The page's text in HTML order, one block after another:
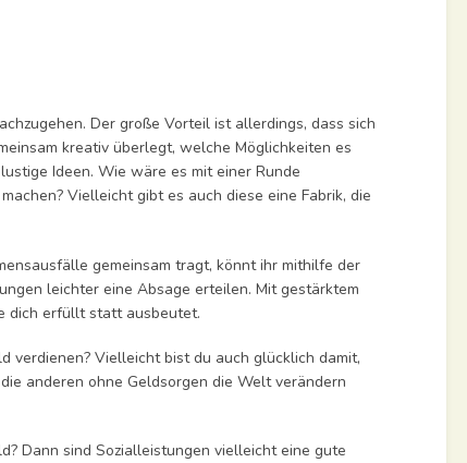
Der große Vorteil ist allerdings, dass sich
kreativ überlegt, welche Möglichkeiten es
Ideen. Wie wäre es mit einer Runde
Vielleicht gibt es auch diese eine Fabrik, die
gemeinsam tragt, könnt ihr mithilfe der
leichter eine Absage erteilen. Mit gestärktem
dich erfüllt statt ausbeutet.
verdienen? Vielleicht bist du auch glücklich damit,
anderen ohne Geldsorgen die Welt verändern
Dann sind Sozialleistungen vielleicht eine gute